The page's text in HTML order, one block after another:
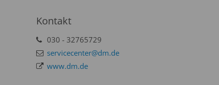
Kontakt
030 - 32765729
servicecenter@dm.de
www.dm.de